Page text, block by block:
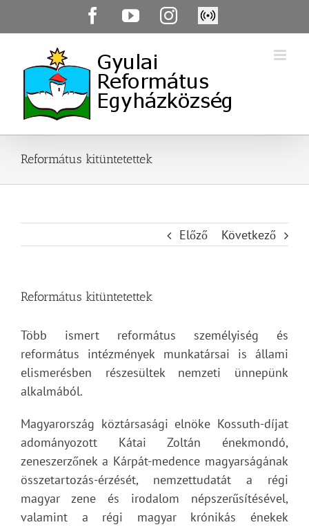
FacebookYouTubeInstagram
Élő
közvetítés
Református kitüntetettek
Előző Következő
Református kitüntetettek
Több ismert református személyiség és
református intézmények munkatársai is állami
elismerésben részesültek nemzeti ünnepünk
alkalmából.
Magyarország köztársasági elnöke Kossuth-díjat
adományozott Kátai Zoltán énekmondó,
zeneszerzőnek a Kárpát-medence magyarságának
összetartozás-érzését, nemzettudatát a régi
magyar zene és irodalom népszerűsítésével,
valamint a régi magyar krónikás énekek